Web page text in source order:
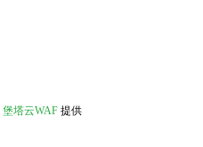
堡塔云WAF 提供